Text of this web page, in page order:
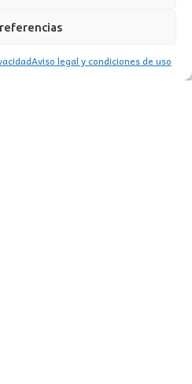
Aviso legal y condiciones de uso